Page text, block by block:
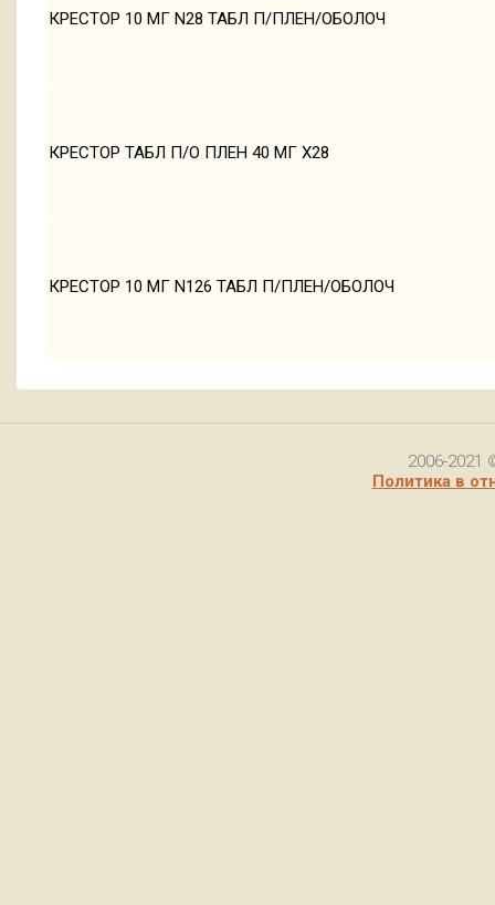
КРЕСТОР 10 МГ N28 ТАБЛ П/ПЛЕН/ОБОЛОЧ
КРЕСТОР ТАБЛ П/О ПЛЕН 40 МГ Х28
КРЕСТОР 10 МГ N126 ТАБЛ П/ПЛЕН/ОБОЛОЧ
2006-2021
Политика в